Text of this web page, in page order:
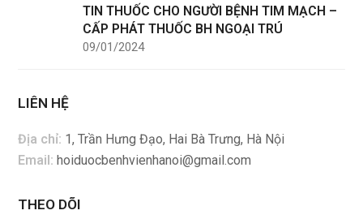
TIN THUỐC CHO NGƯỜI BỆNH TIM MẠCH –
CẤP PHÁT THUỐC BH NGOẠI TRÚ
09/01/2024
LIÊN HỆ
Địa chỉ: 1, Trần Hưng Đạo, Hai Bà Trưng, Hà Nội
Email: hoiduocbenhvienhanoi@gmail.com
THEO DÕI